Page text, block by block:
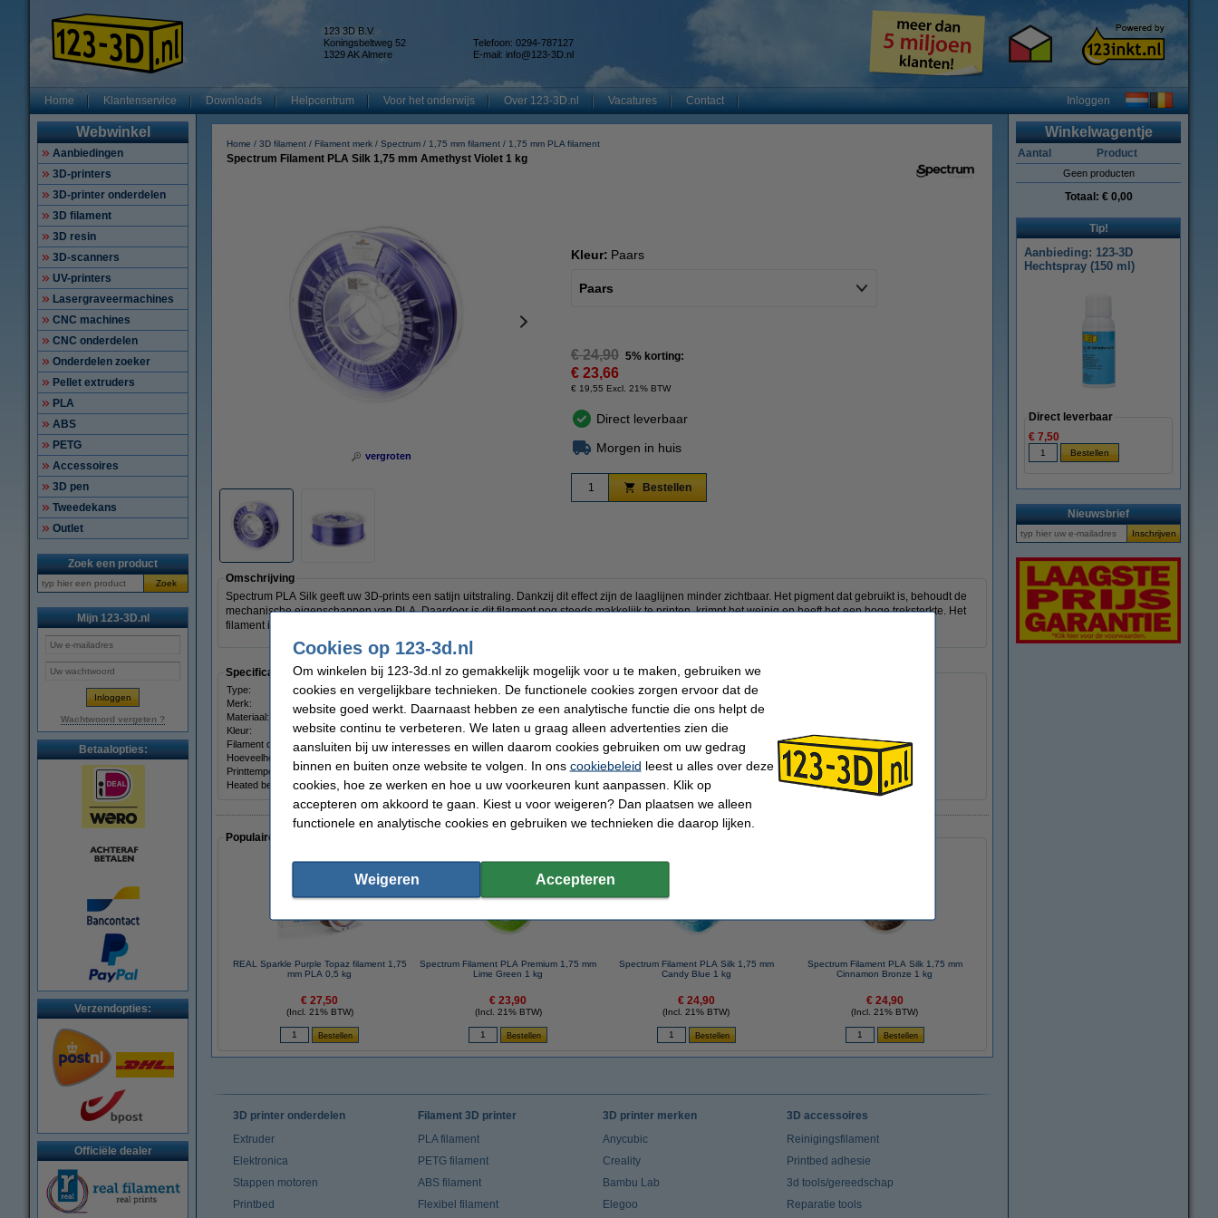
123 3D B.V.
Koningsbeltweg 52
1329 AK Almere
Telefoon: 0294-787127
E-mail: info@123-3D.nl
Home Klantenservice Downloads Helpcentrum Voor het onderwijs Over 123-3D.nl Vacatures Contact Inloggen
Webwinkel
Aanbiedingen
3D-printers
3D-printer onderdelen
3D filament
3D resin
3D-scanners
UV-printers
Lasergraveermachines
CNC machines
CNC onderdelen
Onderdelen zoeker
Pellet extruders
PLA
ABS
PETG
Accessoires
3D pen
Tweedekans
Outlet
Zoek een product
Zoek
Mijn 123-3D.nl
Wachtwoord vergeten ?
Betaalopties:
Verzendopties:
Officiële dealer
Home 3D filament Filament merk Spectrum 1,75 mm filament 1,75 mm PLA filament
Spectrum Filament PLA Silk 1,75 mm Amethyst Violet 1 kg
vergroten
Kleur: Paars
Paars
€ 24,90 5% korting:
€ 23,66
€ 19,55 Excl. 21% BTW
Direct leverbaar
Morgen in huis
Bestellen
Omschrijving
Spectrum PLA Silk geeft uw 3D-prints een satijn uitstraling. Dankzij dit effect zijn de laaglijnen minder zichtbaar. Het pigment dat gebruikt is, behoudt de
mechanische eigenschappen van PLA. Daardoor is dit filament nog steeds makkelijk te printen, krimpt het weinig en heeft het een hoge treksterkte. Het
filament is 1,75 mm, komt in de kleur Amethyst Violet en heeft 1 Kg op de spoel.
Specificaties
Type: PLA Filament Spoel buitendiameter:
Merk:
Spectrum Spoel binnendiameter:
Materiaal:
PLA Satijn Spoel breedte:
Kleur:
Paars Gewicht lege spoel:
Filament diameter:
1,75 mm Print snelheid:
40 - 110 mm/s
Hoeveelheid:
Ons Artikelnr:
DFS10065
Printtemperatuur:
210 - 240 °C SDS EN:
Download
Heated bed temp:
40 - 60 °C TDS EN: Download
Populaire artikelen van klanten die dit artikel ook besteld hebben
REAL Sparkle Purple Topaz filament 1,75
mm PLA 0,5 kg
€ 27,50
(Incl. 21% BTW)
Spectrum Filament PLA Premium 1,75 mm
Lime Green 1 kg
€ 23,90
(Incl. 21% BTW)
Spectrum Filament PLA Silk 1,75 mm
Candy Blue 1 kg
€ 24,90
(Incl. 21% BTW)
Spectrum Filament PLA Silk 1,75 mm
Cinnamon Bronze 1 kg
€ 24,90
(Incl. 21% BTW)
Winkelwagentje
Aantal Product
Geen producten
Totaal: € 0,00
Tip!
Aanbieding: 123-3D
Hechtspray (150 ml)
Direct leverbaar
€ 7,50
Nieuwsbrief
3D printer onderdelen
Extruder
Elektronica
Stappen motoren
Printbed
Filament 3D printer
PLA filament
PETG filament
ABS filament
Flexibel filament
3D printer merken
Anycubic
Creality
Bambu Lab
Elegoo
3D accessoires
Reinigingsfilament
Printbed adhesie
3d tools/gereedschap
Reparatie tools
Cookies op 123-3d.nl
Om winkelen bij 123-3d.nl zo gemakkelijk mogelijk voor u te maken, gebruiken we
cookies en vergelijkbare technieken. De functionele cookies zorgen ervoor dat de
website goed werkt. Daarnaast hebben ze een analytische functie die ons helpt de
website continu te verbeteren. We laten u graag alleen advertenties zien die
aansluiten bij uw interesses en willen daarom cookies gebruiken om uw gedrag
binnen en buiten onze website te volgen. In ons cookiebeleid leest u alles over deze
cookies, hoe ze werken en hoe u uw voorkeuren kunt aanpassen. Klik op
accepteren om akkoord te gaan. Kiest u voor weigeren? Dan plaatsen we alleen
functionele en analytische cookies en gebruiken we technieken die daarop lijken.
Weigeren Accepteren